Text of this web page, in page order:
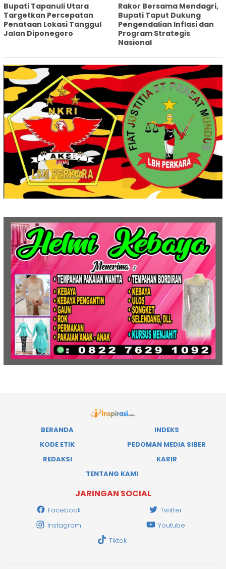
‎Bupati Tapanuli Utara
Targetkan Percepatan
Penataan Lokasi Tanggul
Jalan Diponegoro
Rakor Bersama Mendagri,
Bupati Taput Dukung
Pengendalian Inflasi dan
Program Strategis
Nasional‎
BERANDA
INDEKS
KODE ETIK
PEDOMAN MEDIA SIBER
REDAKSI
KARIR
TENTANG KAMI
JARINGAN SOCIAL
Facebook
Twitter
Instagram
Youtube
Tiktok